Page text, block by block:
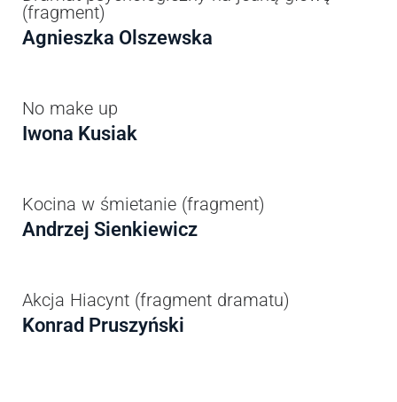
(fragment)
Agnieszka Olszewska
No make up
Iwona Kusiak
Kocina w śmietanie (fragment)
Andrzej Sienkiewicz
Akcja Hiacynt (fragment dramatu)
Konrad Pruszyński